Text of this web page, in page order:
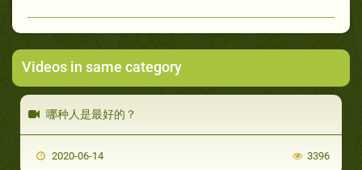
Videos in same category
哪种人是最好的？
2020-06-14 3396